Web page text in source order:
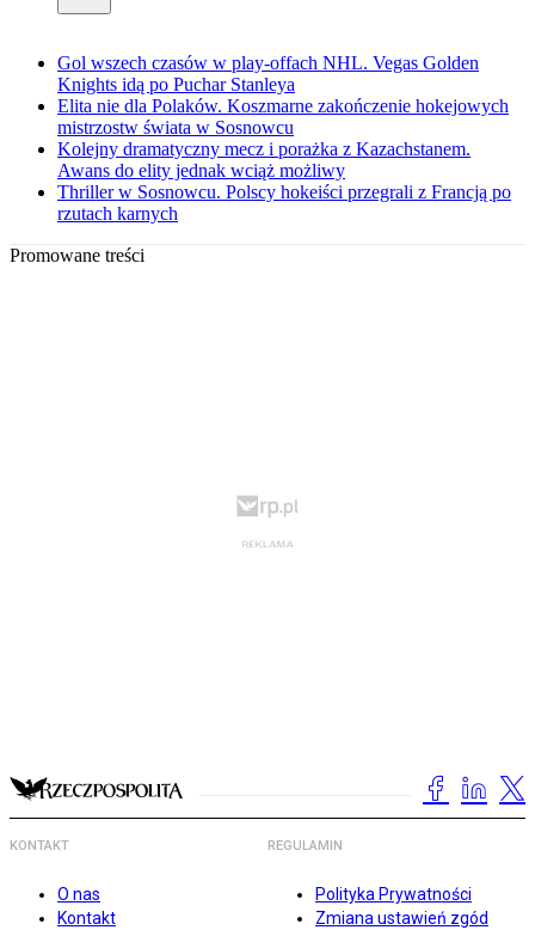
Gol wszech czasów w play-offach NHL. Vegas Golden
Knights idą po Puchar Stanleya
Elita nie dla Polaków. Koszmarne zakończenie hokejowych
mistrzostw świata w Sosnowcu
Kolejny dramatyczny mecz i porażka z Kazachstanem.
Awans do elity jednak wciąż możliwy
Thriller w Sosnowcu. Polscy hokeiści przegrali z Francją po
rzutach karnych
Promowane treści
KONTAKT
O nas
Kontakt
REGULAMIN
Polityka Prywatności
Zmiana ustawień zgód